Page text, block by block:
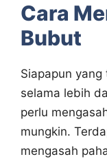
Cara
Bubut
Siapapun
selama lebih
perlu
mungkin.
mengasah